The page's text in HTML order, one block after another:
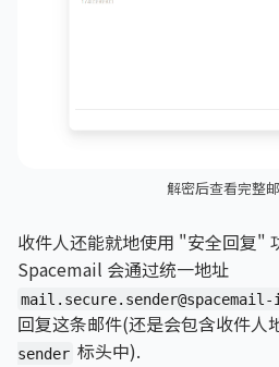
解密后查看完整
收件人还能就地使用 "安全回复"
Spacemail 会通过统一地址
回复这条邮件(还是会包含收件人
sender 标头中).